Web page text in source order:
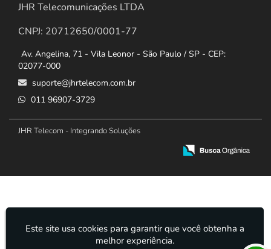
JHR Telecomunicações LTDA
CNPJ: 20712650/0001-77
Av. Angelina, 71 - Vila Leonor - São Paulo / SP - CEP:
02077-000
suporte@jhrtelecom.com.br
011 96907-3729
JHR Telecom - Integrando Soluções
Este site usa cookies para garantir que você obtenha a
melhor experiência.